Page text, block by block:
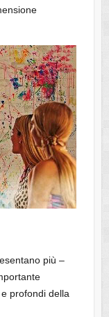
più –
profondi della